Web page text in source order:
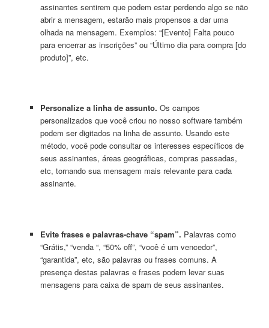
assinantes sentirem que podem estar perdendo algo se não
abrir a mensagem, estarão mais propensos a dar uma
olhada na mensagem. Exemplos: “[Evento] Falta pouco
para encerrar as inscrições” ou “Último dia para compra [do
produto]”, etc.
Personalize a linha de assunto. Os campos
personalizados que você criou no nosso software também
podem ser digitados na linha de assunto. Usando este
método, você pode consultar os interesses específicos de
seus assinantes, áreas geográficas, compras passadas,
etc, tornando sua mensagem mais relevante para cada
assinante.
Evite frases e palavras-chave “spam”. Palavras como
“Grátis,” “venda “, “50% off”, “você é um vencedor”,
“garantida”, etc, são palavras ou frases comuns. A
presença destas palavras e frases podem levar suas
mensagens para caixa de spam de seus assinantes.